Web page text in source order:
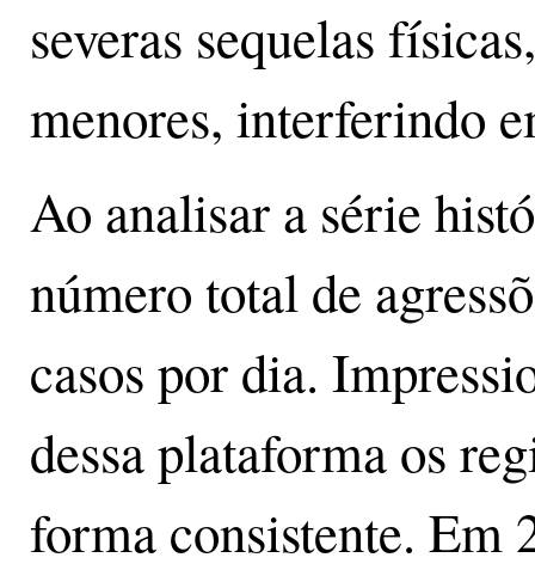
severas sequelas
menores, interferindo
Ao analisar a série
número total de
casos por dia.
dessa plataforma os
forma consistente. Em